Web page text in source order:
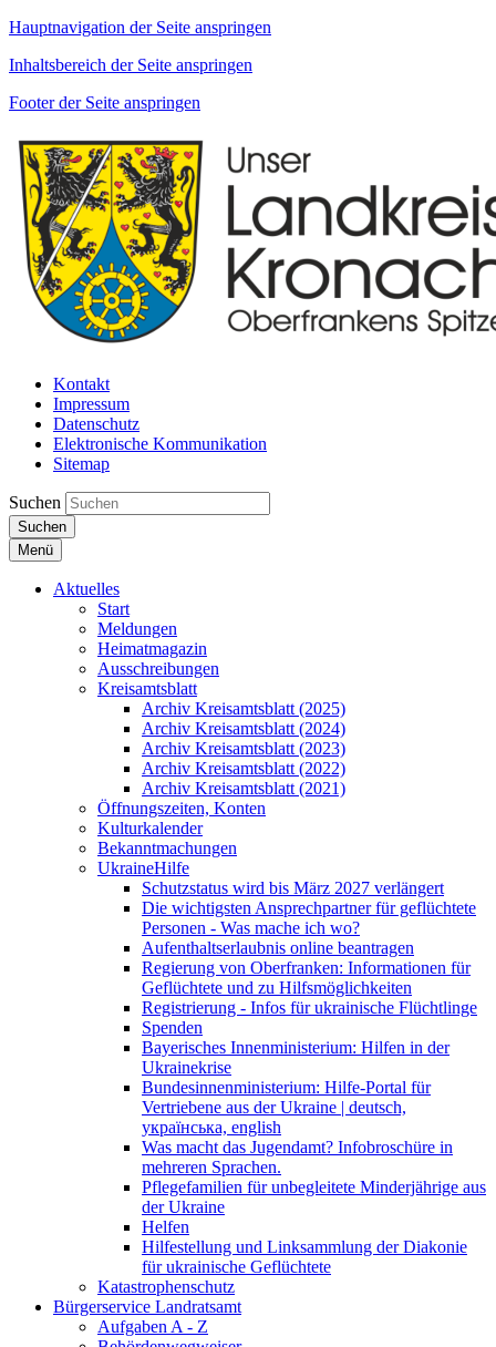
Hauptnavigation der Seite anspringen
Inhaltsbereich der Seite anspringen
Footer der Seite anspringen
Kontakt
Impressum
Datenschutz
Elektronische Kommunikation
Sitemap
Suchen
Suchen
Menü
Aktuelles
Start
Meldungen
Heimatmagazin
Ausschreibungen
Kreisamtsblatt
Archiv Kreisamtsblatt (2025)
Archiv Kreisamtsblatt (2024)
Archiv Kreisamtsblatt (2023)
Archiv Kreisamtsblatt (2022)
Archiv Kreisamtsblatt (2021)
Öffnungszeiten, Konten
Kulturkalender
Bekanntmachungen
UkraineHilfe
Schutzstatus wird bis März 2027 verlängert
Die wichtigsten Ansprechpartner für geflüchtete
Personen - Was mache ich wo?
Aufenthaltserlaubnis online beantragen
Regierung von Oberfranken: Informationen für
Geflüchtete und zu Hilfsmöglichkeiten
Registrierung - Infos für ukrainische Flüchtlinge
Spenden
Bayerisches Innenministerium: Hilfen in der
Ukrainekrise
Bundesinnenministerium: Hilfe-Portal für
Vertriebene aus der Ukraine | deutsch,
українська, english
Was macht das Jugendamt? Infobroschüre in
mehreren Sprachen.
Pflegefamilien für unbegleitete Minderjährige aus
der Ukraine
Helfen
Hilfestellung und Linksammlung der Diakonie
für ukrainische Geflüchtete
Katastrophenschutz
Bürgerservice Landratsamt
Aufgaben A - Z